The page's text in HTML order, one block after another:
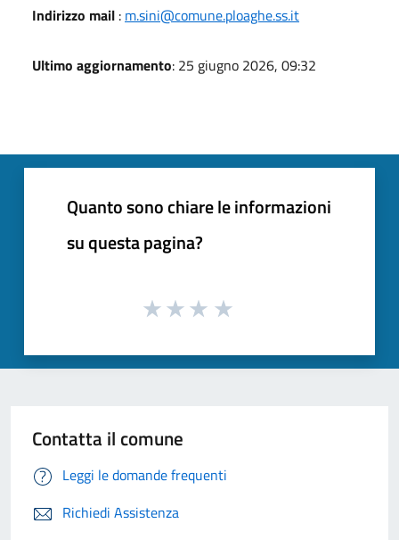
Indirizzo mail : m.sini@comune.ploaghe.ss.it
Ultimo aggiornamento: 25 giugno 2026, 09:32
Quanto sono chiare le informazioni
su questa pagina?
Contatta il comune
Leggi le domande frequenti
Richiedi Assistenza